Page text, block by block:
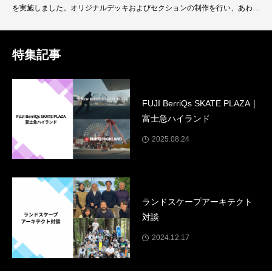
を実施しました。オリジナルデッキおよびセクションの制作を行い、あわせ
ケートボードを軸に、音楽やエンターテインメントの要素を組み合わせるこ
特集記事
FUJI BerriQs SKATE PLAZA｜
富士急ハイランド
2025.08.24
ランドスケープアーキテクト
対談
2024.12.17